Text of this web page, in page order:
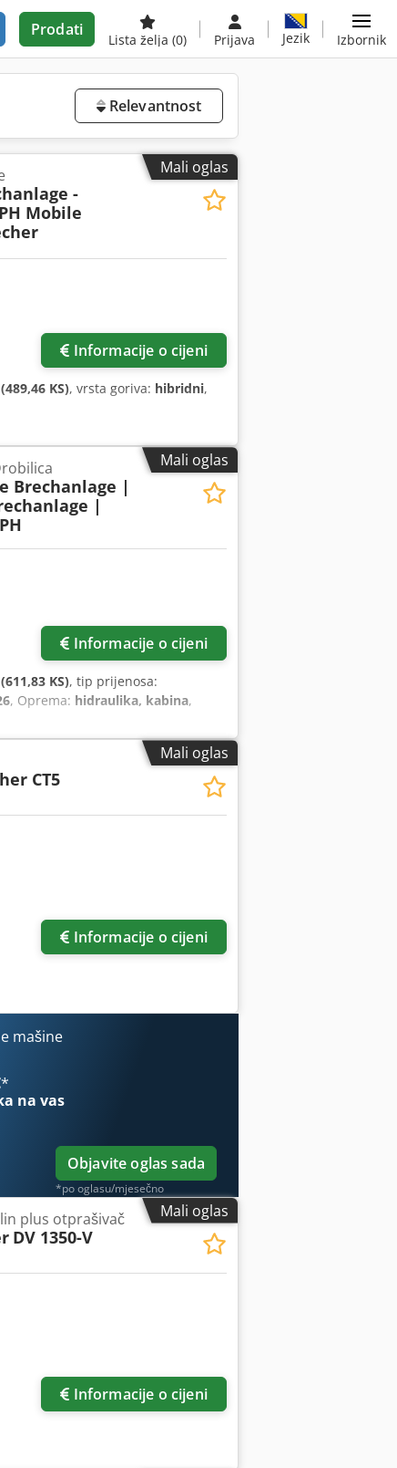
Prodati
Lista želja (0) Prijava Jezik Izbornik
Relevantnost
Mali oglas
-
Mobile
Informacije o cijeni
KS), vrsta goriva: hibridni,
Mali oglas
Brechanlage |
|
Informacije o cijeni
KS), tip prijenosa:
, Oprema: hidraulika, kabina,
Mali oglas
CT5
Informacije o cijeni
mašine
*
na vas
Objavite oglas sada
*po oglasu/mjesečno
Mali oglas
plus otprašivač
DV 1350-V
Informacije o cijeni